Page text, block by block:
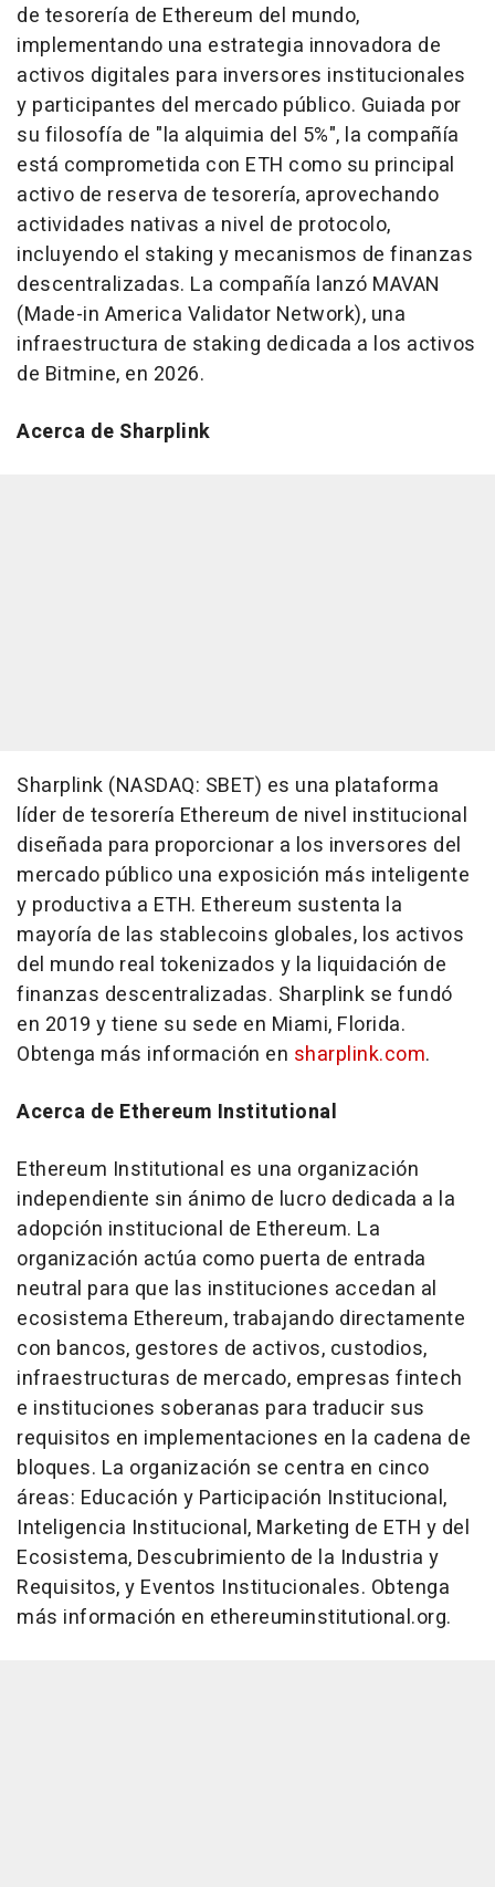
de tesorería de Ethereum del mundo,
implementando una estrategia innovadora de
activos digitales para inversores institucionales
y participantes del mercado público. Guiada por
su filosofía de "la alquimia del 5%", la compañía
está comprometida con ETH como su principal
activo de reserva de tesorería, aprovechando
actividades nativas a nivel de protocolo,
incluyendo el staking y mecanismos de finanzas
descentralizadas. La compañía lanzó MAVAN
(Made-in America Validator Network), una
infraestructura de staking dedicada a los activos
de Bitmine, en 2026.
Acerca de Sharplink
Sharplink (NASDAQ: SBET) es una plataforma
líder de tesorería Ethereum de nivel institucional
diseñada para proporcionar a los inversores del
mercado público una exposición más inteligente
y productiva a ETH. Ethereum sustenta la
mayoría de las stablecoins globales, los activos
del mundo real tokenizados y la liquidación de
finanzas descentralizadas. Sharplink se fundó
en 2019 y tiene su sede en Miami, Florida.
Obtenga más información en sharplink.com.
Acerca de Ethereum Institutional
Ethereum Institutional es una organización
independiente sin ánimo de lucro dedicada a la
adopción institucional de Ethereum. La
organización actúa como puerta de entrada
neutral para que las instituciones accedan al
ecosistema Ethereum, trabajando directamente
con bancos, gestores de activos, custodios,
infraestructuras de mercado, empresas fintech
e instituciones soberanas para traducir sus
requisitos en implementaciones en la cadena de
bloques. La organización se centra en cinco
áreas: Educación y Participación Institucional,
Inteligencia Institucional, Marketing de ETH y del
Ecosistema, Descubrimiento de la Industria y
Requisitos, y Eventos Institucionales. Obtenga
más información en ethereuminstitutional.org.